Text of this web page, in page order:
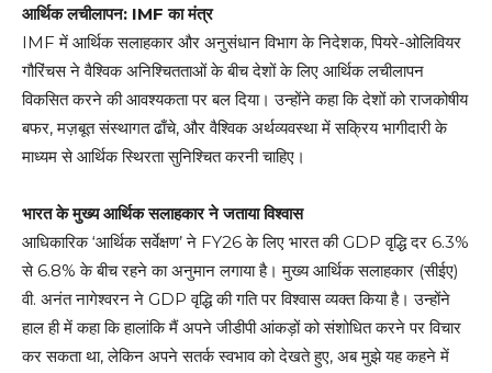
आर्थिक लचीलापन: IMF का मंत्र
IMF में आर्थिक सलाहकार और अनुसंधान विभाग के निदेशक, पियरे-ओलिवियर
गौरिंचस ने वैश्विक अनिश्चितताओं के बीच देशों के लिए आर्थिक लचीलापन
विकसित करने की आवश्यकता पर बल दिया। उन्होंने कहा कि देशों को राजकोषीय
बफर, मज़बूत संस्थागत ढाँचे, और वैश्विक अर्थव्यवस्था में सक्रिय भागीदारी के
माध्यम से आर्थिक स्थिरता सुनिश्चित करनी चाहिए।
भारत के मुख्य आर्थिक सलाहकार ने जताया विश्वास
आधिकारिक ‘आर्थिक सर्वेक्षण’ ने FY26 के लिए भारत की GDP वृद्धि दर 6.3%
से 6.8% के बीच रहने का अनुमान लगाया है। मुख्य आर्थिक सलाहकार (सीईए)
वी. अनंत नागेश्वरन ने GDP वृद्धि की गति पर विश्वास व्यक्त किया है। उन्होंने
हाल ही में कहा कि हालांकि मैं अपने जीडीपी आंकड़ों को संशोधित करने पर विचार
कर सकता था, लेकिन अपने सतर्क स्वभाव को देखते हुए, अब मुझे यह कहने में